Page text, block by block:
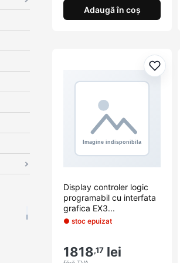
Adaugă în coș
Display controler logic
programabil cu interfata
grafica EX3...
● stoc epuizat
1818,17 lei